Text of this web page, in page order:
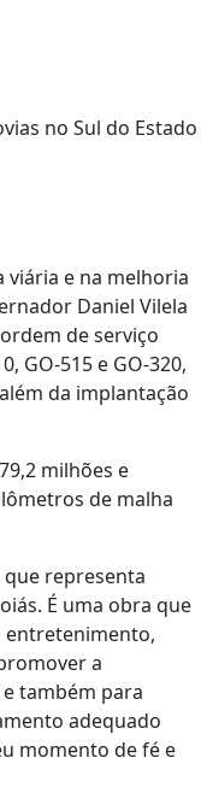
viária e na melhoria
Daniel Vilela
de serviço
GO-515 e GO-320,
da implantação
milhões e
de malha
que representa
É uma obra que
entretenimento,
a
também para
adequado
momento de fé e